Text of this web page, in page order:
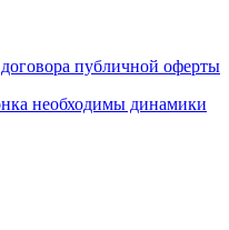
договора публичной оферты